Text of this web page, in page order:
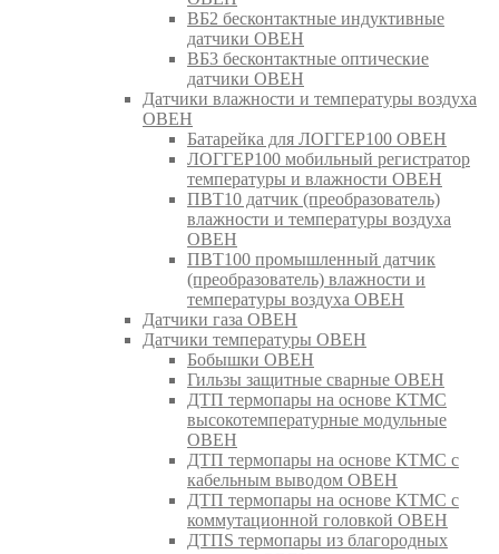
ВБ2 бесконтактные индуктивные
датчики ОВЕН
ВБ3 бесконтактные оптические
датчики ОВЕН
Датчики влажности и температуры воздуха
ОВЕН
Батарейка для ЛОГГЕР100 ОВЕН
ЛОГГЕР100 мобильный регистратор
температуры и влажности ОВЕН
ПВТ10 датчик (преобразователь)
влажности и температуры воздуха
ОВЕН
ПВТ100 промышленный датчик
(преобразователь) влажности и
температуры воздуха ОВЕН
Датчики газа ОВЕН
Датчики температуры ОВЕН
Бобышки ОВЕН
Гильзы защитные сварные ОВЕН
ДТП термопары на основе КТМС
высокотемпературные модульные
ОВЕН
ДТП термопары на основе КТМС с
кабельным выводом ОВЕН
ДТП термопары на основе КТМС с
коммутационной головкой ОВЕН
ДТПS термопары из благородных